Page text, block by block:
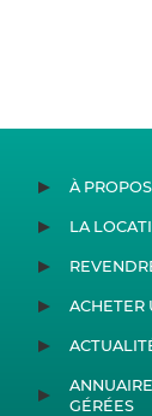
À
LA
ACHETER
GÉRÉES